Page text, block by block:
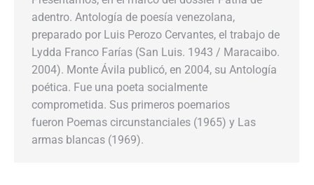
adentro. Antología de poesía venezolana,
preparado por Luis Perozo Cervantes, el trabajo de
Lydda Franco Farías (San Luis. 1943 / Maracaibo.
2004). Monte Ávila publicó, en 2004, su Antología
poética. Fue una poeta socialmente
comprometida. Sus primeros poemarios
fueron Poemas circunstanciales (1965) y Las
armas blancas (1969).